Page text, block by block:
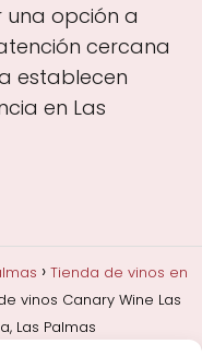
una opción a
cercana
establecen
en Las
Tienda de vinos en
vinos Canary Wine Las
Las Palmas